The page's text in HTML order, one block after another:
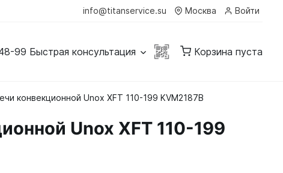
info@titanservice.su Москва Войти
99 Быстрая консультация Корзина пуста
конвекционной Unox XFT 110-199 KVM2187B
Unox XFT 110-199